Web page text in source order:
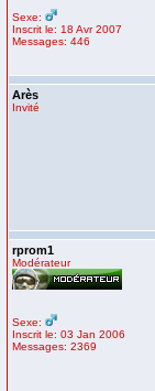
Sexe:
Inscrit le: 18 Avr 2007
Messages: 446
Arès
Invité
rprom1
Modérateur
Sexe:
Inscrit le: 03 Jan 2006
Messages: 2369